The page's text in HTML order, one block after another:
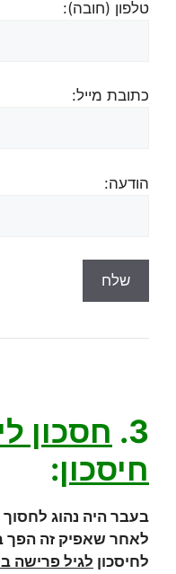
טלפון (חובה):
כתובת מייל:
הודעה:
3. חסכון
חיסכון:
בעבר היה נהוג
לאחר שאפיק זה הפך
לחיסכון לגיל פרישה